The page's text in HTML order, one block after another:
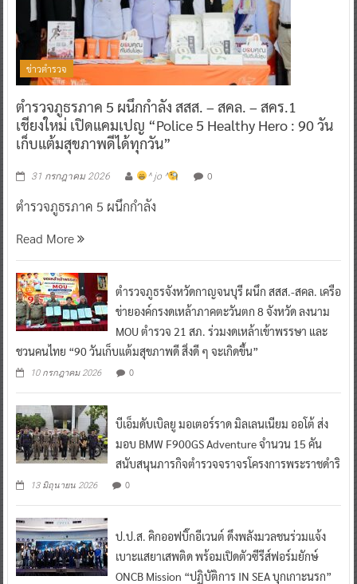
ข่าวตำรวจ
ตำรวจภูธรภาค 5 ผนึกกำลัง สสส. – สคล. – สคร.1
เชียงใหม่ เปิดแคมเปญ “Police 5 Healthy Hero : 90 วัน
เก็บแต้มสุขภาพดีได้ทุกวัน”
31 กรกฎาคม 2026 ^ jo ^ 0
ตำรวจภูธรภาค 5 ผนึกกำลัง
Read More
ตำรวจภูธรจังหวัดกาญจนบุรี ผนึก สสส.-สคล. เครือ
ข่ายองค์กรงดเหล้าภาคตะวันตก 8 จังหวัด ลงนาม
MOU ตำรวจ 21 สภ. ร่วมงดเหล้าเข้าพรรษา และ
ชวนคนไทย “90 วันเก็บแต้มสุขภาพดี สิ่งดี ๆ จะเกิดขึ้น”
10 กรกฎาคม 2026 0
บีเอ็มดับเบิลยู มอเตอร์ราด มิลเลนเนียม ออโต้ ส่ง
มอบ BMW F900GS Adventure จำนวน 15 คัน
สนับสนุนภารกิจตำรวจจราจรโครงการพระราชดำริ
13 มิถุนายน 2026 0
ป.ป.ส. คิกออฟบิ๊กอีเวนต์ ดึงพลังมวลชนร่วมแจ้ง
เบาะแสยาเสพติด พร้อมเปิดตัวซีรีส์ฟอร์มยักษ์
ONCB Mission “ปฏิบัติการ IN SEA บุกเกาะนรก”